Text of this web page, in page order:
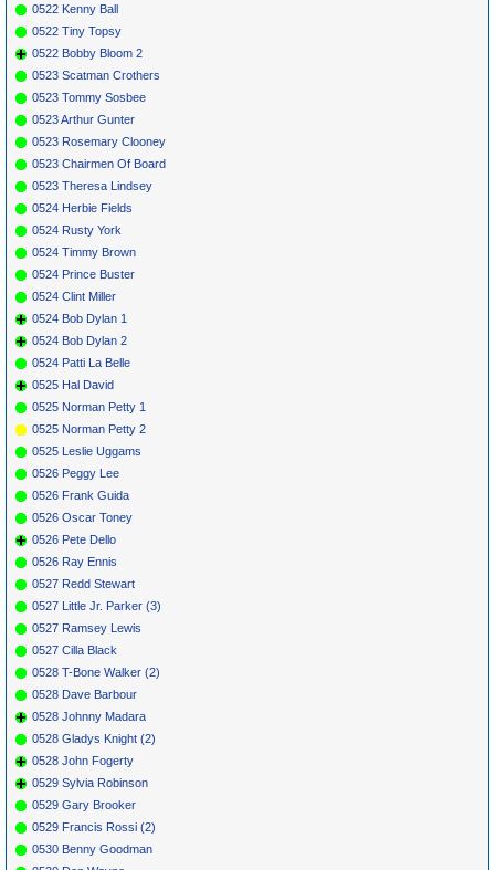
0522 Kenny Ball
0522 Tiny Topsy
0522 Bobby Bloom 2
0523 Scatman Crothers
0523 Tommy Sosbee
0523 Arthur Gunter
0523 Rosemary Clooney
0523 Chairmen Of Board
0523 Theresa Lindsey
0524 Herbie Fields
0524 Rusty York
0524 Timmy Brown
0524 Prince Buster
0524 Clint Miller
0524 Bob Dylan 1
0524 Bob Dylan 2
0524 Patti La Belle
0525 Hal David
0525 Norman Petty 1
0525 Norman Petty 2
0525 Leslie Uggams
0526 Peggy Lee
0526 Frank Guida
0526 Oscar Toney
0526 Pete Dello
0526 Ray Ennis
0527 Redd Stewart
0527 Little Jr. Parker (3)
0527 Ramsey Lewis
0527 Cilla Black
0528 T-Bone Walker (2)
0528 Dave Barbour
0528 Johnny Madara
0528 Gladys Knight (2)
0528 John Fogerty
0529 Sylvia Robinson
0529 Gary Brooker
0529 Francis Rossi (2)
0530 Benny Goodman